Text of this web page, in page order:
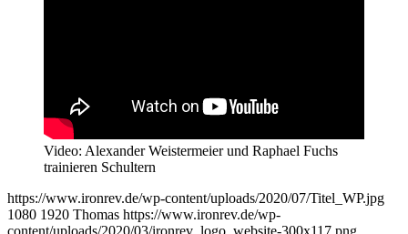
Video: Alexander Weistermeier und Raphael Fuchs
trainieren Schultern
https://www.ironrev.de/wp-content/uploads/2020/07/Titel_WP.jpg
1080 1920 Thomas https://www.ironrev.de/wp-
content/uploads/2020/03/ironrev_logo_website-300x117.png